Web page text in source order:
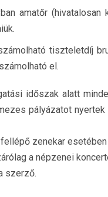
amatőr (hivatalosan
tiszteletdíj
el.
időszak alatt
pályázatot nyertek
zenekar
a népzenei
szerző.